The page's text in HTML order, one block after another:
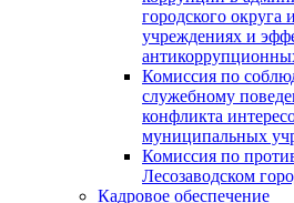
городского округа
учреждениях и
Комиссия по
служебному
конфликта
муниципальных
Комиссия по
Лесозаводском
Кадровое обеспечение